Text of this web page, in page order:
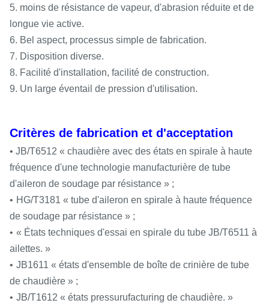
5. moins de résistance de vapeur, d'abrasion réduite et de
longue vie active.
6. Bel aspect, processus simple de fabrication.
7. Disposition diverse.
8. Facilité d'installation, facilité de construction.
9. Un large éventail de pression d'utilisation.
Critères de fabrication et d'acceptation
• JB/T6512 « chaudière avec des états en spirale à haute
fréquence d'une technologie manufacturière de tube
d'aileron de soudage par résistance » ;
• HG/T3181 « tube d'aileron en spirale à haute fréquence
de soudage par résistance » ;
• « États techniques d'essai en spirale du tube JB/T6511 à
ailettes. »
• JB1611 « états d'ensemble de boîte de crinière de tube
de chaudière » ;
• JB/T1612 « états pressurufacturing de chaudière. »